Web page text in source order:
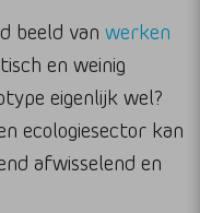
beeld van werken
en weinig
eigenlijk wel?
ecologiesector kan
afwisselend en